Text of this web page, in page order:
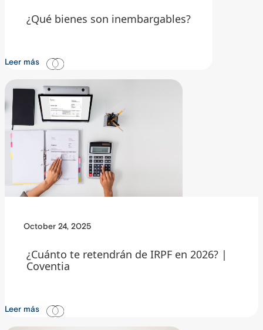
¿Qué bienes son inembargables?
Leer más
October 24, 2025
¿Cuánto te retendrán de IRPF en 2026? |
Coventia
Leer más